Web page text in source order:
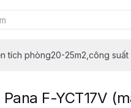
tích phòng20-25m2,công suất
F-YCT17V